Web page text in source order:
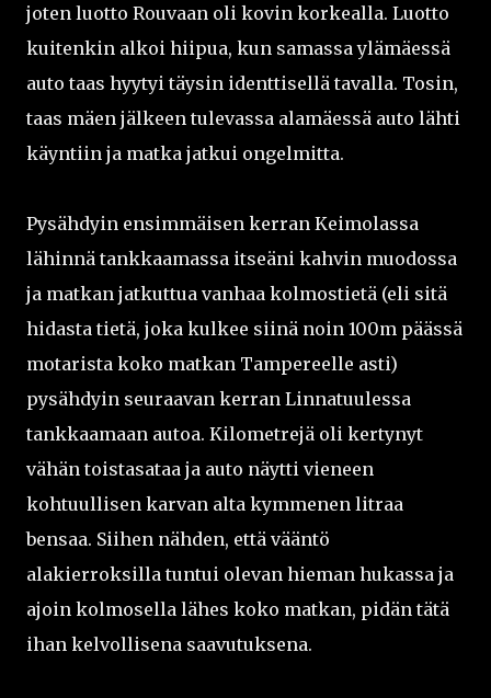
joten luotto Rouvaan oli kovin korkealla. Luotto
kuitenkin alkoi hiipua, kun samassa ylämäessä
auto taas hyytyi täysin identtisellä tavalla. Tosin,
taas mäen jälkeen tulevassa alamäessä auto lähti
käyntiin ja matka jatkui ongelmitta.
Pysähdyin ensimmäisen kerran Keimolassa
lähinnä tankkaamassa itseäni kahvin muodossa
ja matkan jatkuttua vanhaa kolmostietä (eli sitä
hidasta tietä, joka kulkee siinä noin 100m päässä
motarista koko matkan Tampereelle asti)
pysähdyin seuraavan kerran Linnatuulessa
tankkaamaan autoa. Kilometrejä oli kertynyt
vähän toistasataa ja auto näytti vieneen
kohtuullisen karvan alta kymmenen litraa
bensaa. Siihen nähden, että vääntö
alakierroksilla tuntui olevan hieman hukassa ja
ajoin kolmosella lähes koko matkan, pidän tätä
ihan kelvollisena saavutuksena.